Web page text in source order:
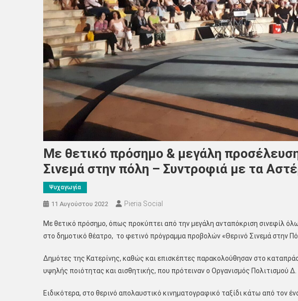
Με θετικό πρόσημο & μεγάλη
Σινεμά στην πόλη – Συντροφιά με τα
Ψυχαγωγία
11 Αυγούστου 2022 Pieria Social
Με θετικό πρόσημο, όπως προκύπτει από την μεγάλη ανταπόκριση σινεφίλ
στο δημοτικό θέατρο, το φετινό πρόγραμμα προβολών «Θερινό Σινεμά στην
Δημότες της Κατερίνης, καθώς και επισκέπτες παρακολούθησαν στο
υψηλής ποιότητας και αισθητικής, που πρότειναν ο Οργανισμός Πολιτισμού
Ειδικότερα, στο θερινό απολαυστικό κινηματογραφικό ταξίδι κάτω από τον